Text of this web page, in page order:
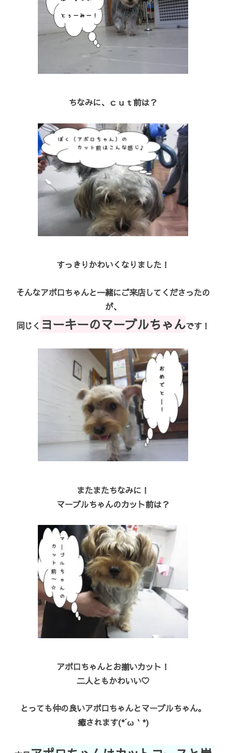
ちなみに、ｃｕｔ前は？
すっきりかわいくなりました！
そんなアポロちゃんと一緒にご来店してくださったの
が、
同じく ヨーキーのマーブルちゃんです！
またまたちなみに！
マーブルちゃんのカット前は？
アポロちゃんとお揃いカット！
二人ともかわいい♡
とっても仲の良いアポロちゃんとマーブルちゃん。
癒されます(*´ω｀*)